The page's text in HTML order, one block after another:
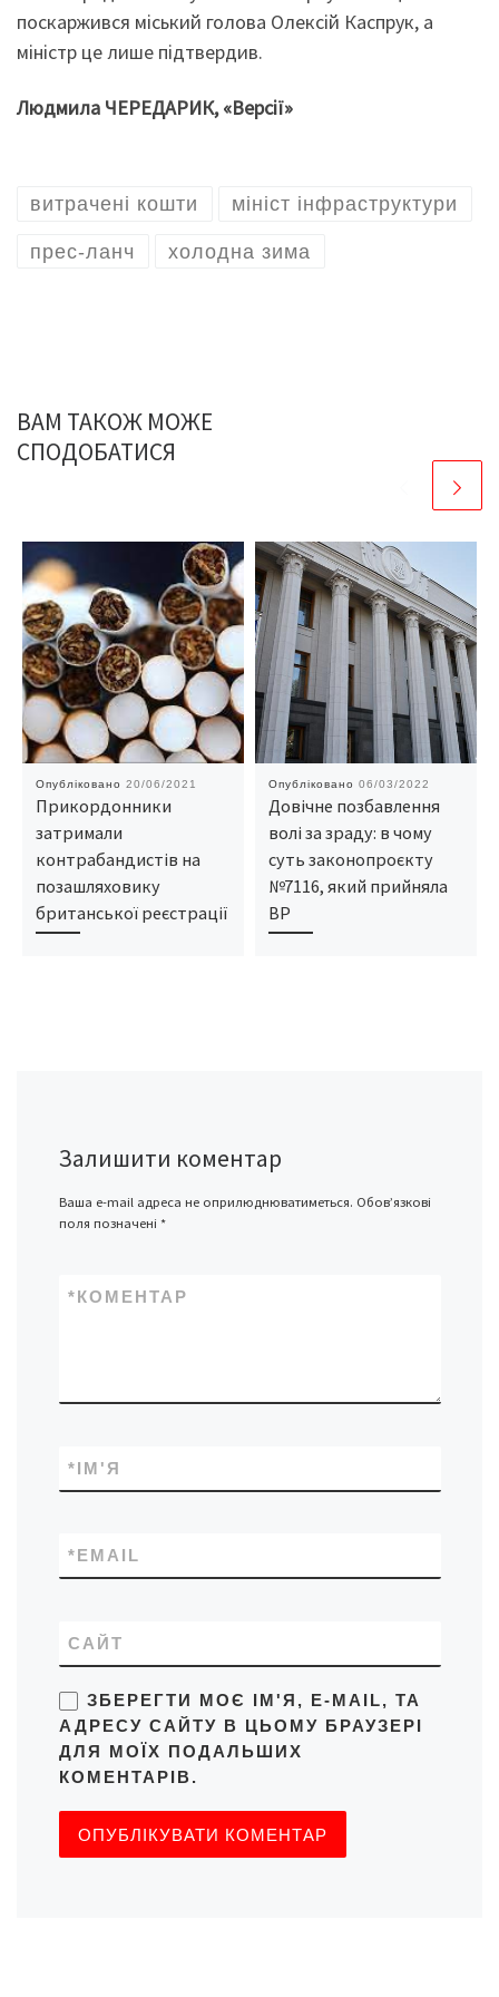
поскаржився міський голова Олексій Каспрук, а
міністр це лише підтвердив.
Людмила ЧЕРЕДАРИК, «Версії»
витрачені кошти мініст інфраструктури
прес-ланч холодна зима
ВАМ ТАКОЖ МОЖЕ
СПОДОБАТИСЯ
Опубліковано 20/06/2021
Прикордонники
затримали
контрабандистів на
позашляховику
британської реєстрації
Опубліковано 06/03/2022
Довічне позбавлення
волі за зраду: в чому
суть законопроєкту
№7116, який прийняла
ВР
Залишити коментар
Ваша e-mail адреса не оприлюднюватиметься. Обов’язкові
поля позначені *
КОМЕНТАР
*
ІМ'Я
*
EMAIL
*
САЙТ
ЗБЕРЕГТИ МОЄ ІМ'Я, E-MAIL, ТА
АДРЕСУ САЙТУ В ЦЬОМУ БРАУЗЕРІ
ДЛЯ МОЇХ ПОДАЛЬШИХ
КОМЕНТАРІВ.